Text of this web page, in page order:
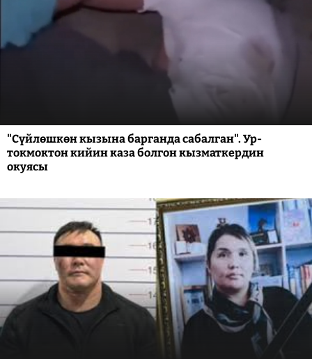
"Сүйлөшкөн кызына барганда сабалган". Ур-
токмоктон кийин каза болгон кызматкердин
окуясы